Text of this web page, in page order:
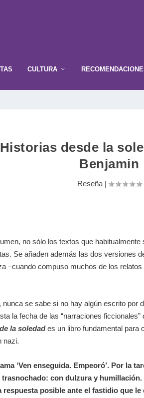
CULTURA
desde la
Benjamin
Reseña|
no sólo los textos que
Se añaden además las dos versiones
–cuando compuso muchos de los
se sabe si no hay algún escrito
la fecha de las “narraciones
la soledades un libro fundamental para
nazi.
‘Ven enseguida. Empeoró’. Por la
con dulzura y
posible ante el fastidio que